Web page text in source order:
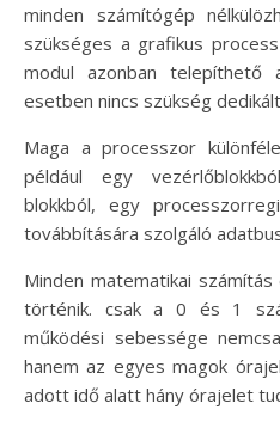
minden számítógép
szükséges a grafikus
modul azonban telepíthető
esetben nincs szükség
Maga a processzor
például egy
blokkból, egy
továbbítására szolgáló
Minden matematikai
történik. csak a 0 és 1
működési sebessége
hanem az egyes magok
adott idő alatt hány órajelet